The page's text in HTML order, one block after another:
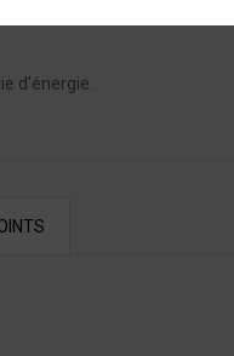
d'énergie.